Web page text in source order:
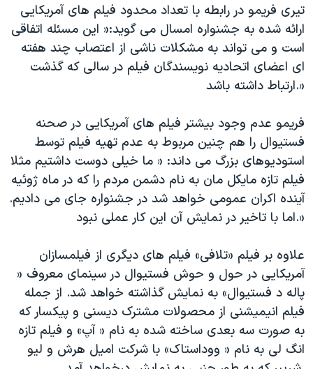
تیری فریمو در رابطه با تعداد محدود فیلم های آمریکایی
ارائه شده به جشنواره امسال می گوید:« این مسئله اتفاقی
است و می تواند به مشکلات ناشی از اعتصاب چند هفته
ای اعضای اتحادیه نویسندگان فیلم در سالی که گذشت
ارتباط داشته باشد.»
فریمو عدم وجود بیشتر فیلم های آمریکایی در صحنه
فستیوال را هم چنین مربوط به عدم تهیه فیلم توسط
استودیوهای بزرگ می داند: « ما خیلی دوست داشتیم مثلا
فیلم تازه مایکل مان به نام دشمن مردم را که در ماه ژوئیه
آینده اکران عمومی خواهد شد در جشنواره جای می دادیم.
اما با تاخیر در نمایش آن این کار عملی نبود.»
علاوه بر فیلم «تلافی» فیلم های دیگری از فیلمسازان
آمریکایی در حول و حوش فستیوال در سینمای معروف «
پاله د فستیوال» به نمایش گذاشته خواهد شد. از جمله
فیلم انیمیشنی از محصولات مشترک دیسنی و پیکسار که
به صورت سه بعدی ساخته شده به نام « آپ» و فیلم تازه
انگ لی به نام « ووداستاک» با شرکت امیل هرش و لیو